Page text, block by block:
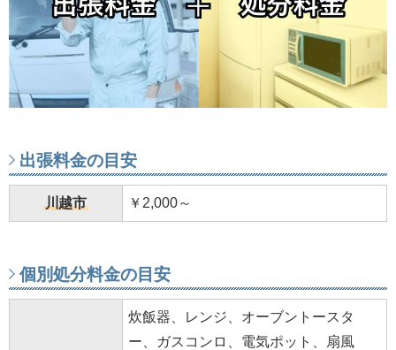
出張料金の目安
川越市 ￥2,000～
個別処分料金の目安
炊飯器、レンジ、オーブントースタ
ー、ガスコンロ、電気ポット、扇風